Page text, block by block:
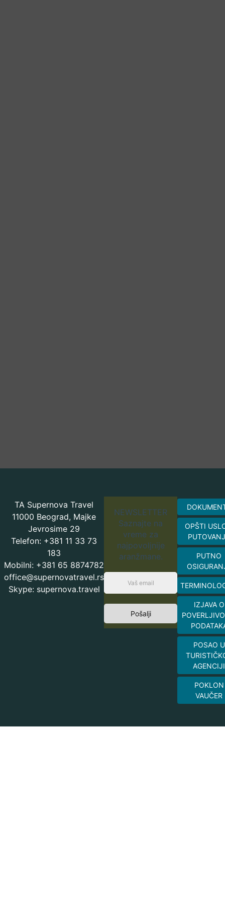
TA Supernova Travel
11000 Beograd, Majke
Jevrosime 29
Telefon: +381 11 33 73
183
Mobilni: +381 65 8874782
office@supernovatravel.rs
Skype: supernova.travel
NEWSLETTER
Saznajte na
vreme za
najpovoljnije
aranžmane.
Pošalji
OPŠTI
PUTNO
IZJAVA O
POSAO U
AGENCIJI
POKLON
VAUČER